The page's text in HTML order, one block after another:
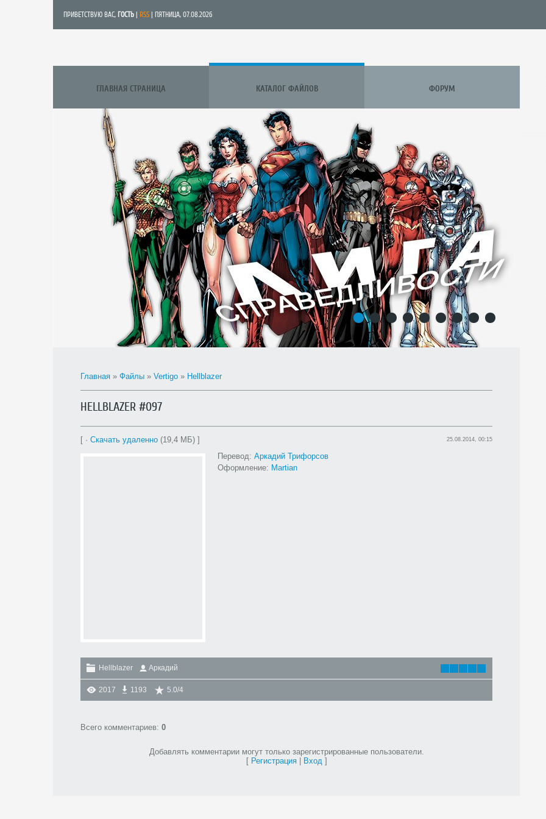
ПРИВЕТСТВУЮ ВАС, ГОСТЬ RSS | ПЯТНИЦА, 07.08.2026
ГЛАВНАЯ СТРАНИЦА КАТАЛОГ ФАЙЛОВ ФОРУМ
1
2 4 6 7
Главная » Файлы » Vertigo » Hellblazer
HELLBLAZER #097
[ · Скачать удаленно (19,4 МБ) ] 25.08.2014, 00:15
Перевод: Аркадий Трифорсов
Оформление: Martian
Hellblazer Аркадий
2017 1193 5.0/4
Всего комментариев: 0
Добавлять комментарии могут только зарегистрированные пользователи.
[ Регистрация| Вход]